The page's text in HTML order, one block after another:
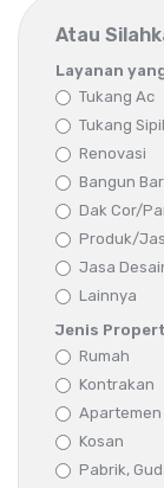
Atau
Layanan
Tukang Ac
Tukang Sipil
Renovasi
Bangun
Dak Cor/
Produk/
Jasa
Lainnya
Jenis
Rumah
Kontrakan
Apartemen
Kosan
Pabrik,